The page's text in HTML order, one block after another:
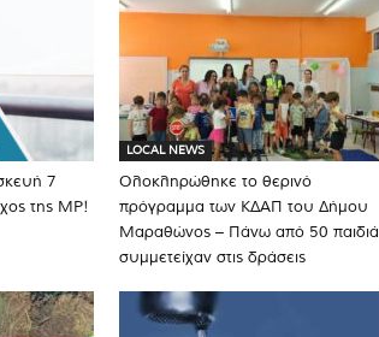
7
της MP!
LOCAL NEWS
Ολοκληρώθηκε το θερινό
πρόγραμμα των ΚΔΑΠ του Δήμου
Μαραθώνος – Πάνω από 50 παιδιά
συμμετείχαν στις δράσεις